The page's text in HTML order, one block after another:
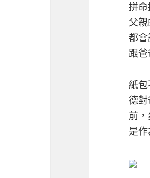
拼
父
都
跟爸
紙
德
前
是